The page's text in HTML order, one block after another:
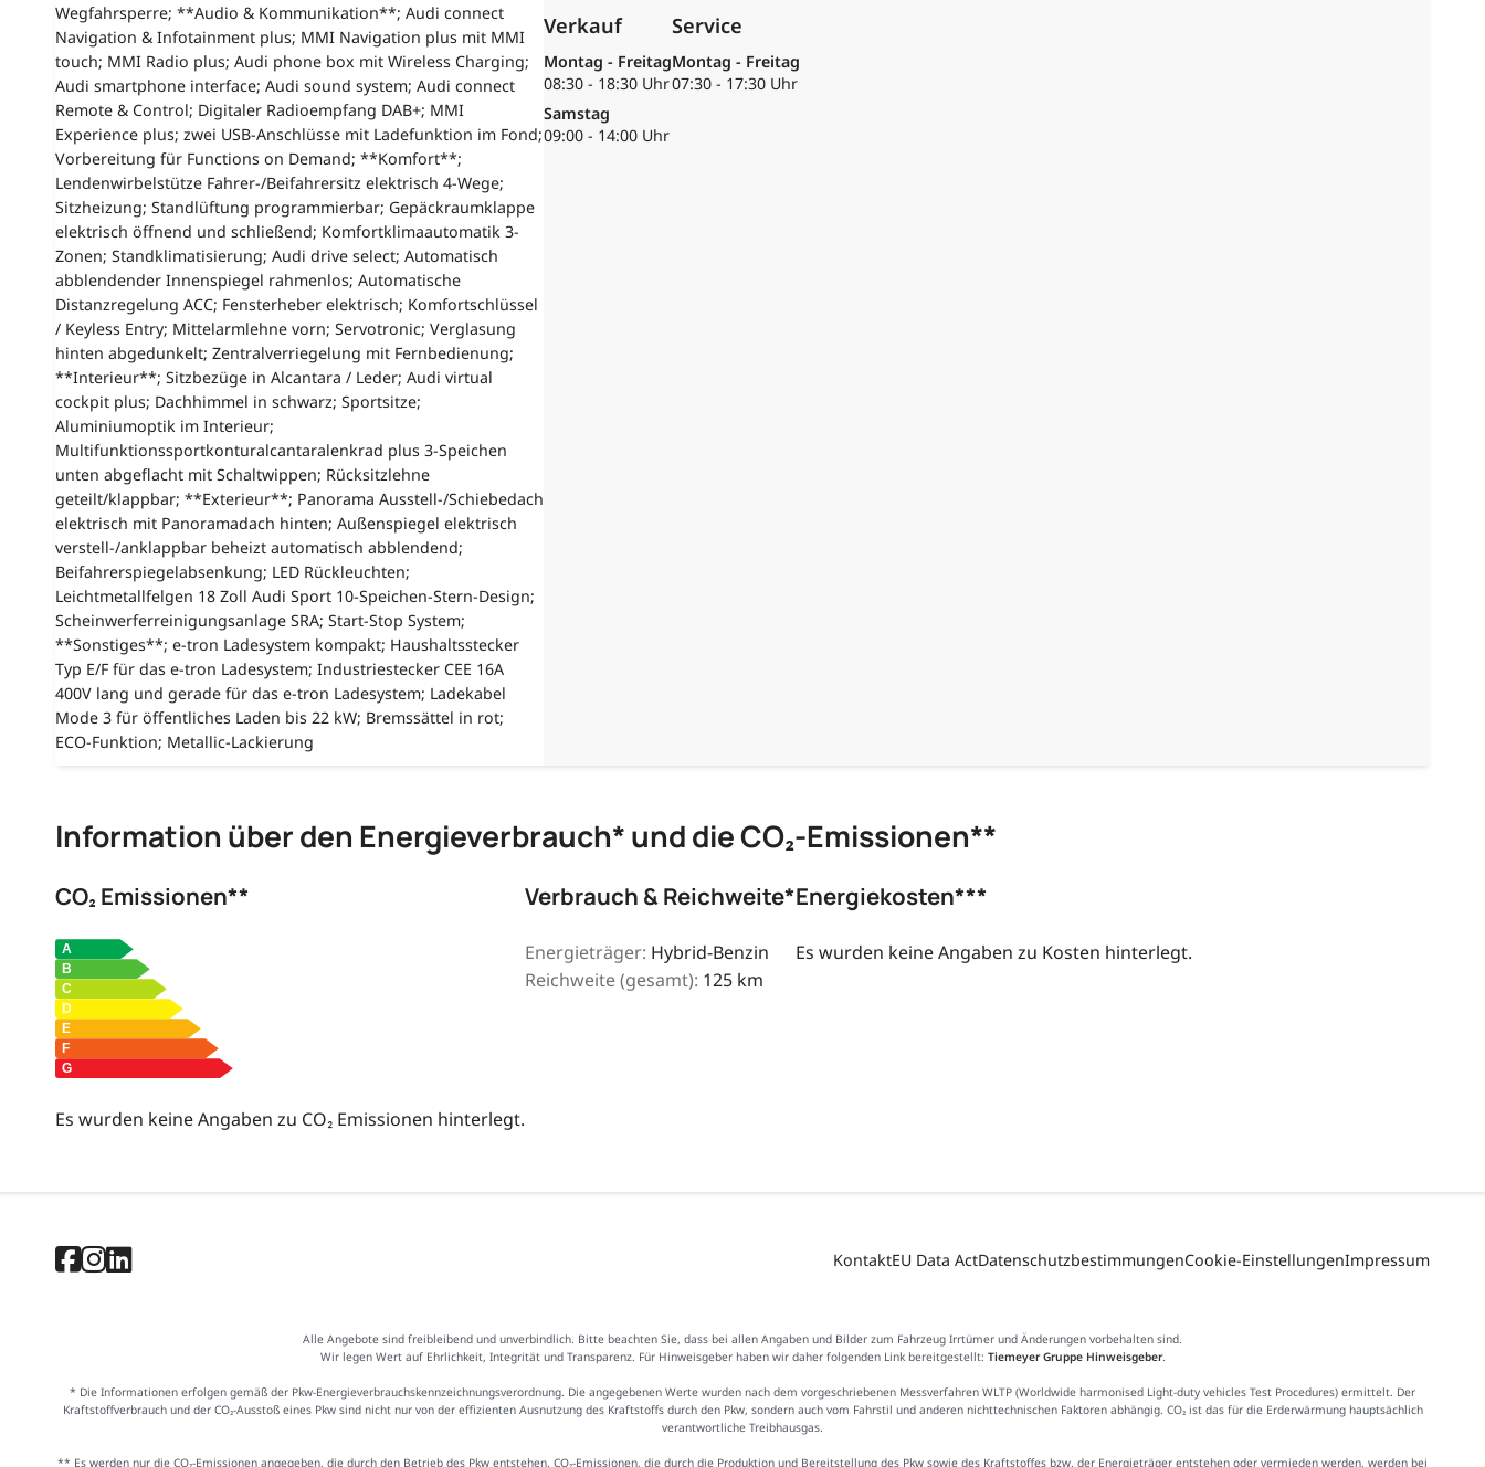
Wegfahrsperre; **Audio & Kommunikation**; Audi connect
Navigation & Infotainment plus; MMI Navigation plus mit MMI
touch; MMI Radio plus; Audi phone box mit Wireless Charging;
Audi smartphone interface; Audi sound system; Audi connect
Remote & Control; Digitaler Radioempfang DAB+; MMI
Experience plus; zwei USB-Anschlüsse mit Ladefunktion im Fond;
Vorbereitung für Functions on Demand; **Komfort**;
Lendenwirbelstütze Fahrer-/Beifahrersitz elektrisch 4-Wege;
Sitzheizung; Standlüftung programmierbar; Gepäckraumklappe
elektrisch öffnend und schließend; Komfortklimaautomatik 3-
Zonen; Standklimatisierung; Audi drive select; Automatisch
abblendender Innenspiegel rahmenlos; Automatische
Distanzregelung ACC; Fensterheber elektrisch; Komfortschlüssel
/ Keyless Entry; Mittelarmlehne vorn; Servotronic; Verglasung
hinten abgedunkelt; Zentralverriegelung mit Fernbedienung;
**Interieur**; Sitzbezüge in Alcantara / Leder; Audi virtual
cockpit plus; Dachhimmel in schwarz; Sportsitze;
Aluminiumoptik im Interieur;
Multifunktionssportkonturalcantaralenkrad plus 3-Speichen
unten abgeflacht mit Schaltwippen; Rücksitzlehne
geteilt/klappbar; **Exterieur**; Panorama Ausstell-/Schiebedach
elektrisch mit Panoramadach hinten; Außenspiegel elektrisch
verstell-/anklappbar beheizt automatisch abblendend;
Beifahrerspiegelabsenkung; LED Rückleuchten;
Leichtmetallfelgen 18 Zoll Audi Sport 10-Speichen-Stern-Design;
Scheinwerferreinigungsanlage SRA; Start-Stop System;
**Sonstiges**; e-tron Ladesystem kompakt; Haushaltsstecker
Typ E/F für das e-tron Ladesystem; Industriestecker CEE 16A
400V lang und gerade für das e-tron Ladesystem; Ladekabel
Mode 3 für öffentliches Laden bis 22 kW; Bremssättel in rot;
ECO-Funktion; Metallic-Lackierung
Verkauf
Montag - Freitag
08:30 - 18:30 Uhr
Samstag
09:00 - 14:00 Uhr
Service
Montag - Freitag
07:30 - 17:30 Uhr
Information über den Energieverbrauch* und die CO₂-Emissionen**
CO₂ Emissionen**
Es wurden keine Angaben zu CO₂ Emissionen hinterlegt.
Verbrauch & Reichweite*
Energieträger: Hybrid-Benzin
Reichweite (gesamt): 125 km
Energiekosten***
Es wurden keine Angaben zu Kosten hinterlegt.
KontaktEU Data ActDatenschutzbestimmungenCookie-EinstellungenImpressum
Alle Angebote sind freibleibend und unverbindlich. Bitte beachten Sie, dass bei allen Angaben und Bilder zum Fahrzeug Irrtümer und Änderungen vorbehalten sind.
Wir legen Wert auf Ehrlichkeit, Integrität und Transparenz. Für Hinweisgeber haben wir daher folgenden Link bereitgestellt: Tiemeyer Gruppe Hinweisgeber.
* Die Informationen erfolgen gemäß der Pkw-Energieverbrauchskennzeichnungsverordnung. Die angegebenen Werte wurden nach dem vorgeschriebenen Messverfahren WLTP (Worldwide harmonised Light-duty vehicles Test Procedures) ermittelt. Der
Kraftstoffverbrauch und der CO₂-Ausstoß eines Pkw sind nicht nur von der effizienten Ausnutzung des Kraftstoffs durch den Pkw, sondern auch vom Fahrstil und anderen nichttechnischen Faktoren abhängig. CO₂ ist das für die Erderwärmung hauptsächlich
verantwortliche Treibhausgas.
** Es werden nur die CO₂-Emissionen angegeben, die durch den Betrieb des Pkw entstehen. CO₂-Emissionen, die durch die Produktion und Bereitstellung des Pkw sowie des Kraftstoffes bzw. der Energieträger entstehen oder vermieden werden, werden bei